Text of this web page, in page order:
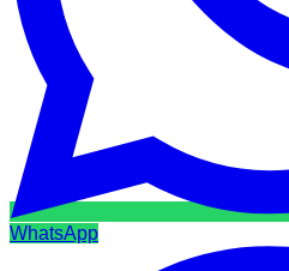
WhatsApp